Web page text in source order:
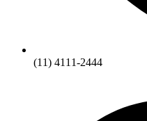
(11) 4111-2444